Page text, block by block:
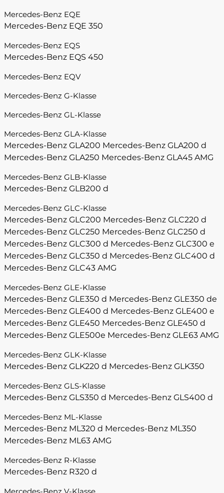
Mercedes-Benz EQE
Mercedes-Benz EQE 350
Mercedes-Benz EQS
Mercedes-Benz EQS 450
Mercedes-Benz EQV
Mercedes-Benz G-Klasse
Mercedes-Benz GL-Klasse
Mercedes-Benz GLA-Klasse
Mercedes-Benz GLA200 Mercedes-Benz GLA200 d
Mercedes-Benz GLA250 Mercedes-Benz GLA45 AMG
Mercedes-Benz GLB-Klasse
Mercedes-Benz GLB200 d
Mercedes-Benz GLC-Klasse
Mercedes-Benz GLC200 Mercedes-Benz GLC220 d
Mercedes-Benz GLC250 Mercedes-Benz GLC250 d
Mercedes-Benz GLC300 d Mercedes-Benz GLC300 e
Mercedes-Benz GLC350 d Mercedes-Benz GLC400 d
Mercedes-Benz GLC43 AMG
Mercedes-Benz GLE-Klasse
Mercedes-Benz GLE350 d Mercedes-Benz GLE350 de
Mercedes-Benz GLE400 d Mercedes-Benz GLE400 e
Mercedes-Benz GLE450 Mercedes-Benz GLE450 d
Mercedes-Benz GLE500e Mercedes-Benz GLE63 AMG
Mercedes-Benz GLK-Klasse
Mercedes-Benz GLK220 d Mercedes-Benz GLK350
Mercedes-Benz GLS-Klasse
Mercedes-Benz GLS350 d Mercedes-Benz GLS400 d
Mercedes-Benz ML-Klasse
Mercedes-Benz ML320 d Mercedes-Benz ML350
Mercedes-Benz ML63 AMG
Mercedes-Benz R-Klasse
Mercedes-Benz R320 d
Mercedes-Benz V-Klasse